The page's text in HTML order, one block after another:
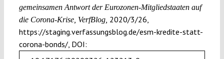
gemeinsamen Antwort der Eurozonen-Mitgliedstaaten auf
die Corona-Krise, VerfBlog, 2020/3/26,
https://staging.verfassungsblog.de/esm-kredite-statt-
corona-bonds/, DOI: